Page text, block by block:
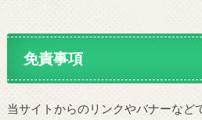
免責事項
当サイトからのリンクやバナーなど